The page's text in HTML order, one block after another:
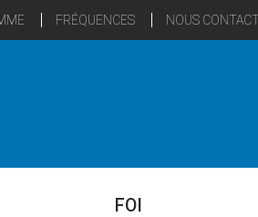
FRÉQUENCES NOUS
FOI